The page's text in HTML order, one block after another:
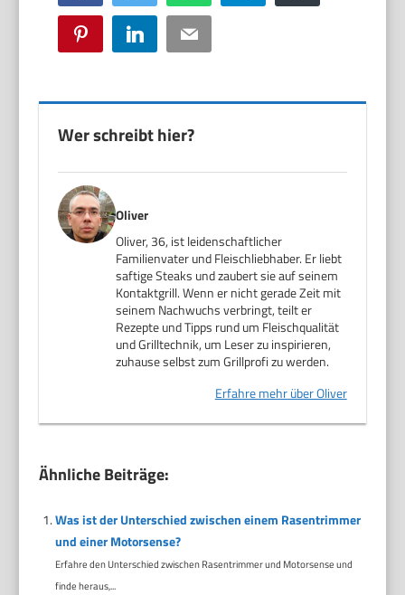
Pinterest LinkedIn Email
Wer schreibt hier?
Oliver
Oliver, 36, ist leidenschaftlicher
Familienvater und Fleischliebhaber. Er liebt
saftige Steaks und zaubert sie auf seinem
Kontaktgrill. Wenn er nicht gerade Zeit mit
seinem Nachwuchs verbringt, teilt er
Rezepte und Tipps rund um Fleischqualität
und Grilltechnik, um Leser zu inspirieren,
zuhause selbst zum Grillprofi zu werden.
Erfahre mehr über Oliver
Ähnliche Beiträge:
Was ist der Unterschied zwischen einem Rasentrimmer
und einer Motorsense?
Erfahre den Unterschied zwischen Rasentrimmer und Motorsense und
finde heraus,...